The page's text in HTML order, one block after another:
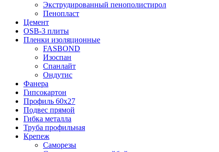
Экструдированный пенополистирол
Пенопласт
Цемент
OSB-3 плиты
Пленки изоляционные
FASBOND
Изоспан
Спанлайт
Ондутис
Фанера
Гипсокартон
Профиль 60х27
Подвес прямой
Гибка металла
Труба профильная
Крепеж
Саморезы